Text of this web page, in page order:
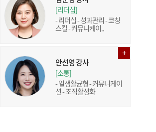
[리더십]
- 리더십 - 성과관리 - 코칭
스킬 - 커뮤니케이..
안선영 강사
[소통]
- 일생활균형 - 커뮤니케이
션 - 조직활성화